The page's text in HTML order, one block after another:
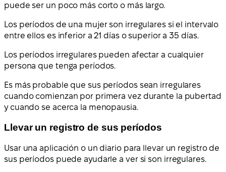
puede ser un poco más corto o más largo.
Los períodos de una mujer son irregulares si el intervalo
entre ellos es inferior a 21 días o superior a 35 días.
Los períodos irregulares pueden afectar a cualquier
persona que tenga períodos.
Es más probable que sus períodos sean irregulares
cuando comienzan por primera vez durante la pubertad
y cuando se acerca la menopausia.
Llevar un registro de sus períodos
Usar una aplicación o un diario para llevar un registro de
sus períodos puede ayudarle a ver si son irregulares.